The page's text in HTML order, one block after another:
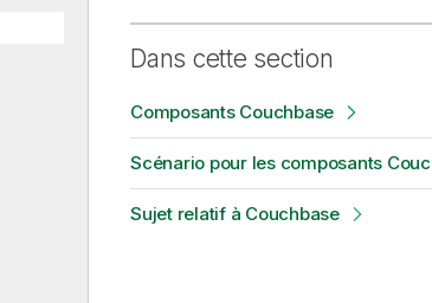
Dans cette section
Composants Couchbase
Scénario pour les composants
Sujet relatif à Couchbase